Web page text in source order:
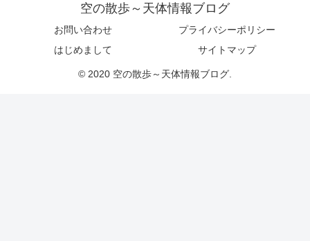
空の散歩～天体情報ブログ
お問い合わせ
プライバシーポリシー
はじめまして
サイトマップ
© 2020 空の散歩～天体情報ブログ.